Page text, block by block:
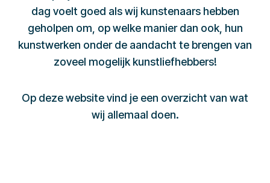
dag voelt goed als wij kunstenaars hebben
geholpen om, op welke manier dan ook, hun
kunstwerken onder de aandacht te brengen van
zoveel mogelijk kunstliefhebbers!
Op deze website vind je een overzicht van wat
wij allemaal doen.